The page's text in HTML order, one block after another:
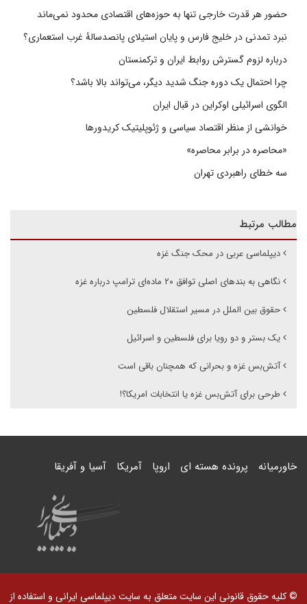
حضور هر قدرت خارجی تنها به حوزه‌های اقتصادی محدود نمی‌ماند
نبرد تمدنی در خلیج فارس و پایان استیلای پانصدسالۀ غرب استعماری؟
درباره لزوم گسترش روابط ایران و ترکمنستان
چرا احتمال یک دوره جنگ شدید دیگر، می‌تواند بالا باشد؟
الگوی اسرائیلی اوکراین در قبال ایران
خوانشی از منظر اقتصاد سیاسی و ژئوپلیتیک کریدورها
«محاصره در برابر محاصره»
سه خطای راهبردی تهران
مطالب مرتبط
دیپلماسی عربی در محک جنگ غزه
نگاهی به بندهای اصلی توافق ۲۰ ماده‌ای ترامپ درباره غزه
حقوق بین الملل در مسیر استقلال فلسطین
یک بستر و دو رویا برای فلسطین و اسرائیل
آتش‌بس غزه و بحرانی که همچنان باقی است
طرحی برای آتش‌بس غزه یا انتخابات امریکا؟!
خاورمیانه پرونده هسته ای اروپا آمریکا آسیا و آفریقا
© کلیه حقوق قانونی این سایت متعلق به سایت دیپلماسی ایرانی و استفاده از